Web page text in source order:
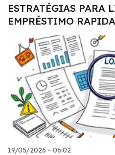
ESTRATÉGIAS PARA
EMPRÉSTIMO
19/05/2026 - 06:02